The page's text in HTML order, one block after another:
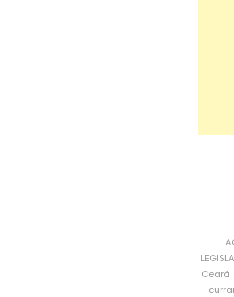
Ceará